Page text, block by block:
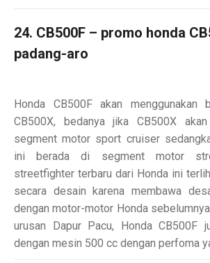
24. CB500F – promo honda
padang-aro
Honda CB500F akan menggunakan
CB500X, bedanya jika CB500X
segment motor sport cruiser
ini berada di segment motor
streetfighter terbaru dari Honda ini
secara desain karena membawa
dengan motor-motor Honda
urusan Dapur Pacu, Honda CB500F
dengan mesin 500 cc dengan perfoma